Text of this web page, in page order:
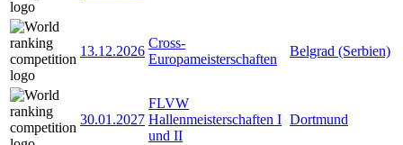
13.12.2026
Cross-
Europameisterschaften
Belgrad (Serbien)
30.01.2027
FLVW
Hallenmeisterschaften I
und II
Dortmund